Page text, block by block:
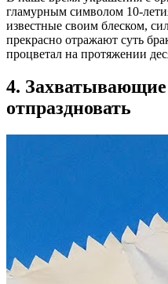
гламурным символом 10-
известные своим блеском,
прекрасно отражают суть
процветал на протяжении
4.
отпраздновать